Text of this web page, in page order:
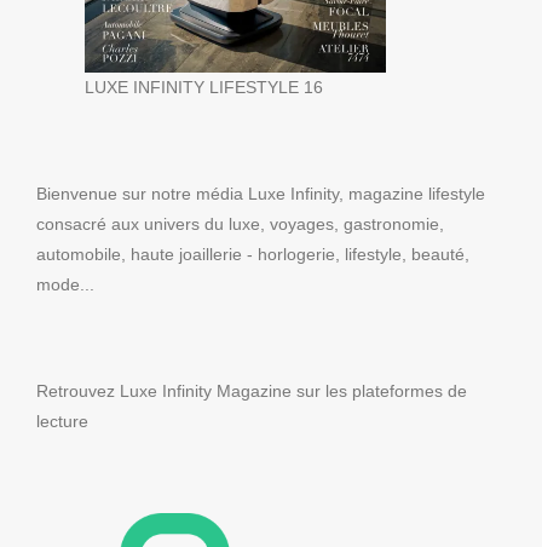
LUXE INFINITY LIFESTYLE 16
Bienvenue sur notre média Luxe Infinity, magazine lifestyle
consacré aux univers du luxe, voyages, gastronomie,
automobile, haute joaillerie - horlogerie, lifestyle, beauté,
mode...
Retrouvez Luxe Infinity Magazine sur les plateformes de
lecture